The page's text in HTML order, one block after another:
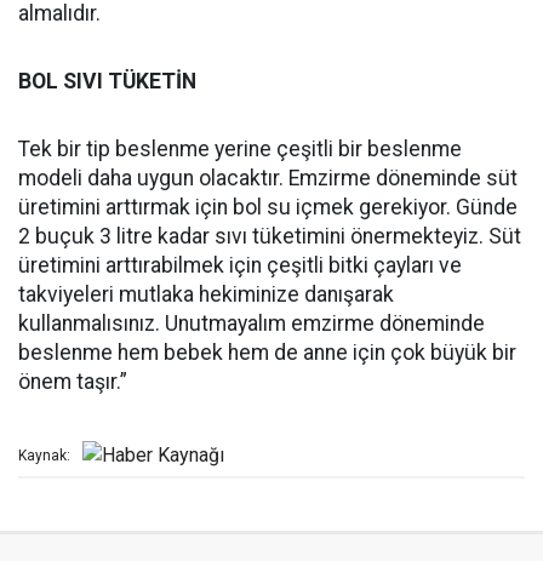
almalıdır.
BOL SIVI TÜKETİN
Tek bir tip beslenme yerine çeşitli bir beslenme
modeli daha uygun olacaktır. Emzirme döneminde süt
üretimini arttırmak için bol su içmek gerekiyor. Günde
2 buçuk 3 litre kadar sıvı tüketimini önermekteyiz. Süt
üretimini arttırabilmek için çeşitli bitki çayları ve
takviyeleri mutlaka hekiminize danışarak
kullanmalısınız. Unutmayalım emzirme döneminde
beslenme hem bebek hem de anne için çok büyük bir
önem taşır.”
Kaynak: